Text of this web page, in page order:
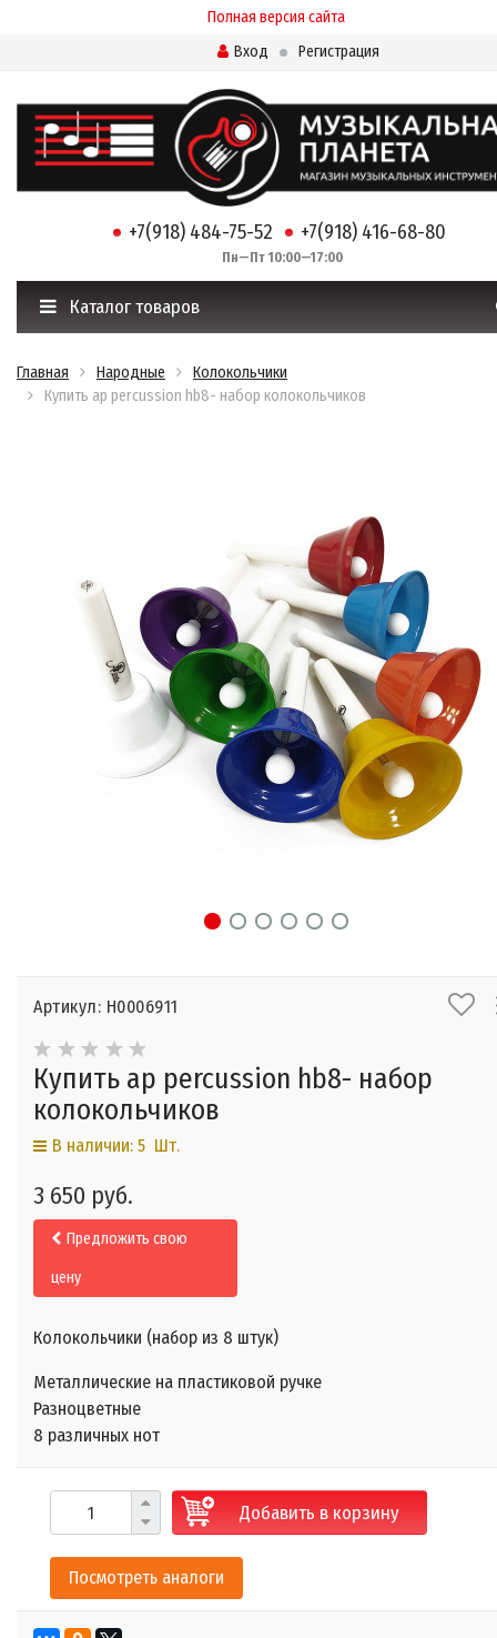
Полная версия сайта
Вход
Регистрация
+7(918) 484-75-52 +7(918) 416-68-80
Пн—Пт 10:00—17:00
Каталог товаров
Главная Народные
Колокольчики
Купить ap percussion hb8- набор колокольчиков
Артикул: Н0006911
Купить ap percussion hb8- набор
колокольчиков
В наличии: 5 Шт.
3 650 руб.
Предложить свою
цену
Колокольчики (набор из 8 штук)
Металлические на пластиковой ручке
Разноцветные
8 различных нот
Добавить в корзину
Посмотреть аналоги